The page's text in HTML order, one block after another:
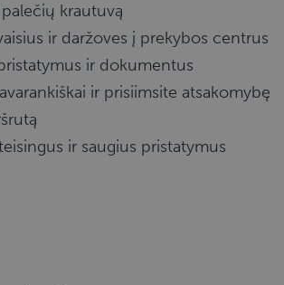
krautuvą
ir daržoves į prekybos centrus
ir dokumentus
ir prisiimsite atsakomybę
ir saugius pristatymus